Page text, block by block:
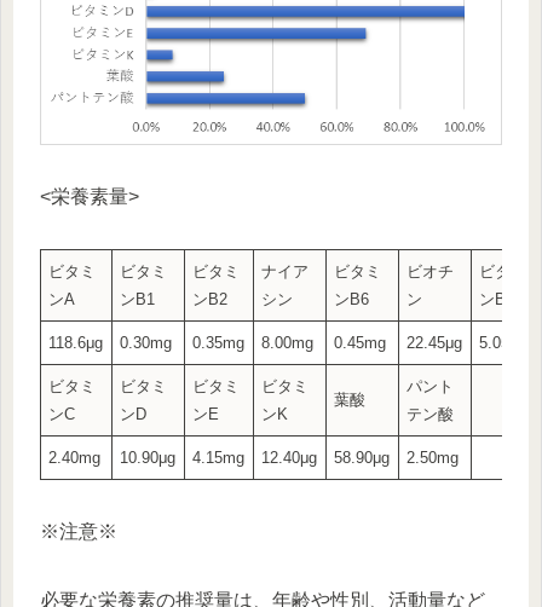
<栄養素量>
ビタミ
ンA
ビタミ
ンB1
ビタミ
ンB2
ナイア
シン
ビタミ
ンB6
ビオチ
ン
ビタミ
ンB12
118.6μg 0.30mg 0.35mg 8.00mg 0.45mg 22.45μg 5.05μg
ビタミ
ンC
ビタミ
ンD
ビタミ
ンE
ビタミ
ンK
葉酸
パント
テン酸
2.40mg 10.90μg 4.15mg 12.40μg 58.90μg 2.50mg
※注意※
必要な栄養素の推奨量は、年齢や性別、活動量など